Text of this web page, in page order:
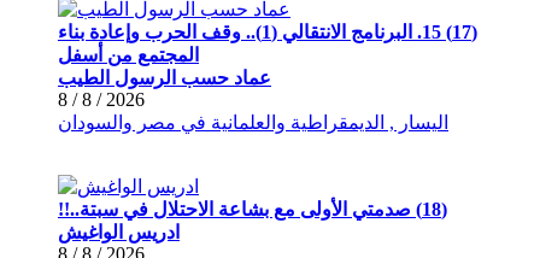
(17) 15. البرنامج الانتقالي (1).. وقف الحرب وإعادة بناء
المجتمع من أسفل
عماد حسب الرسول الطيب
2026 / 8 / 8
اليسار , الديمقراطية والعلمانية في مصر والسودان
(18) صدمتي الأولى مع بشاعة الاحتلال في سبتة..!!
ادريس الواغيش
2026 / 8 / 8